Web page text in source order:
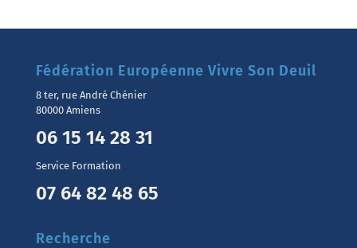
Fédération Européenne Vivre Son Deuil
8 ter, rue André Chénier
80000 Amiens
06 15 14 28 31
Service Formation
07 64 82 48 65
Recherche